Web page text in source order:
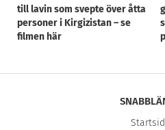
till lavin som svepte över åtta
personer i Kirgizistan – se
filmen här